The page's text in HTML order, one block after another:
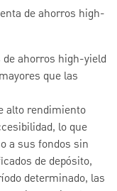
de ahorros high-
ahorros high-yield
que las
alto rendimiento
lo que
a sus fondos sin
de depósito,
determinado, las